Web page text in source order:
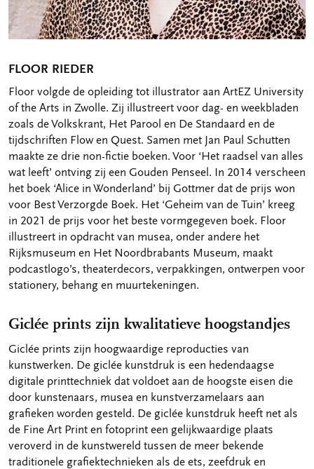
FLOOR RIEDER
Floor volgde de opleiding tot illustrator aan ArtEZ University
of the Arts in Zwolle. Zij illustreert voor dag- en weekbladen
zoals de Volkskrant, Het Parool en De Standaard en de
tijdschriften Flow en Quest. Samen met Jan Paul Schutten
maakte ze drie non-fictie boeken. Voor ‘Het raadsel van alles
wat leeft’ ontving zij een Gouden Penseel. In 2014 verscheen
het boek ‘Alice in Wonderland’ bij Gottmer dat de prijs won
voor Best Verzorgde Boek. Het ‘Geheim van de Tuin’ kreeg
in 2021 de prijs voor het beste vormgegeven boek. Floor
illustreert in opdracht van musea, onder andere het
Rijksmuseum en Het Noordbrabants Museum, maakt
podcastlogo’s, theaterdecors, verpakkingen, ontwerpen voor
stationery, behang en muurtekeningen.
Giclée prints zijn kwalitatieve hoogstandjes
Giclée prints zijn hoogwaardige reproducties van
kunstwerken. De giclée kunstdruk is een hedendaagse
digitale printtechniek dat voldoet aan de hoogste eisen die
door kunstenaars, musea en kunstverzamelaars aan
grafieken worden gesteld. De giclée kunstdruk heeft net als
de Fine Art Print en fotoprint een gelijkwaardige plaats
veroverd in de kunstwereld tussen de meer bekende
traditionele grafiektechnieken als de ets, zeefdruk en